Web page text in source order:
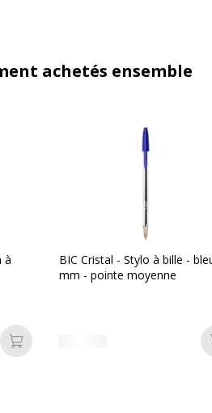
achetés ensemble
à
Ajouter au panier
BIC Cristal - Stylo à bille -
mm - pointe moyenne